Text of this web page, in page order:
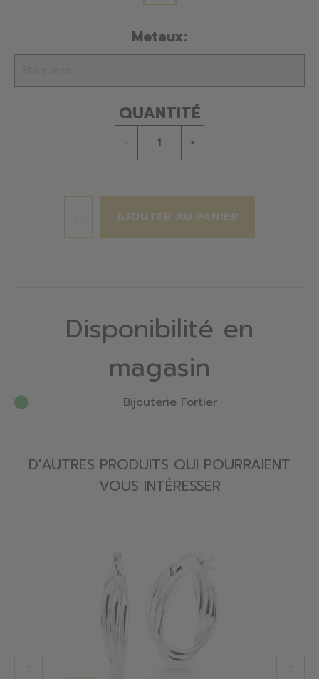
Metaux:
QUANTITÉ
- +
AJOUTER AU PANIER
Disponibilité en
magasin
Bijouterie Fortier
D'AUTRES PRODUITS QUI POURRAIENT
VOUS INTÉRESSER